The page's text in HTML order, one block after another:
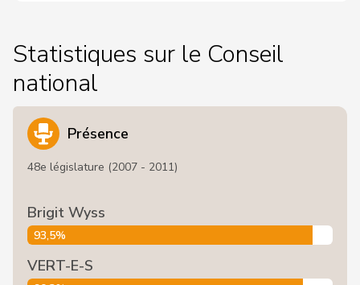
Statistiques sur le Conseil
national
Présence
48e législature (2007 - 2011)
Brigit Wyss
93,5%
VERT-E-S